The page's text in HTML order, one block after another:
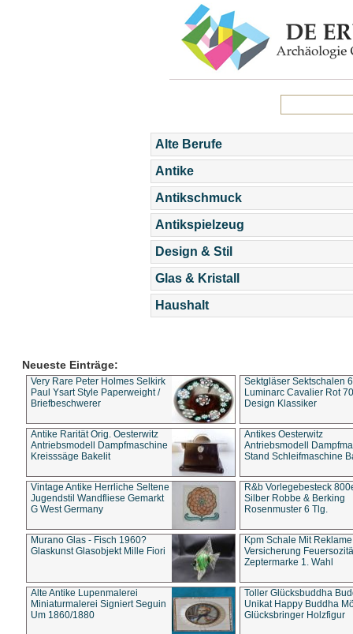
Alte Berufe
Antike
Antikschmuck
Antikspielzeug
Design & Stil
Glas & Kristall
Haushalt
Neueste Einträge:
Very Rare Peter Holmes Selkirk
Paul Ysart Style Paperweight /
Briefbeschwerer
Sektgläser Sektschalen
Luminarc Cavalier Rot
Design Klassiker
Antike Rarität Orig. Oesterwitz
Antriebsmodell Dampfmaschine
Kreisssäge Bakelit
Antikes Oesterwitz
Antriebsmodell
Stand Schleifmaschine
Vintage Antike Herrliche Seltene
Jugendstil Wandfliese Gemarkt
G West Germany
R&b Vorlegebesteck
Silber Robbe & Berking
Rosenmuster 6 Tlg.
Murano Glas - Fisch 1960?
Glaskunst Glasobjekt Mille Fiori
Kpm Schale Mit Reklame
Versicherung
Zeptermarke 1. Wahl
Alte Antike Lupenmalerei
Miniaturmalerei Signiert Seguin
Um 1860/1880
Toller Glücksbuddha
Unikat Happy Buddha
Glücksbringer Holzfigur